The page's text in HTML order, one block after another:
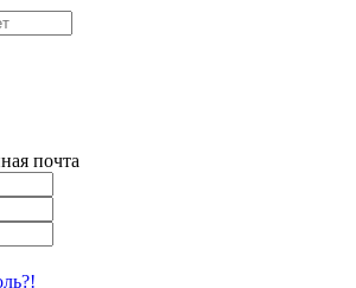
почта